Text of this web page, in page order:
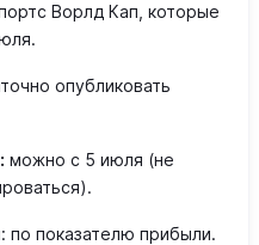
Ворлд Кап, которые
опубликовать
: можно с 5 июля (не
: по показателю прибыли.